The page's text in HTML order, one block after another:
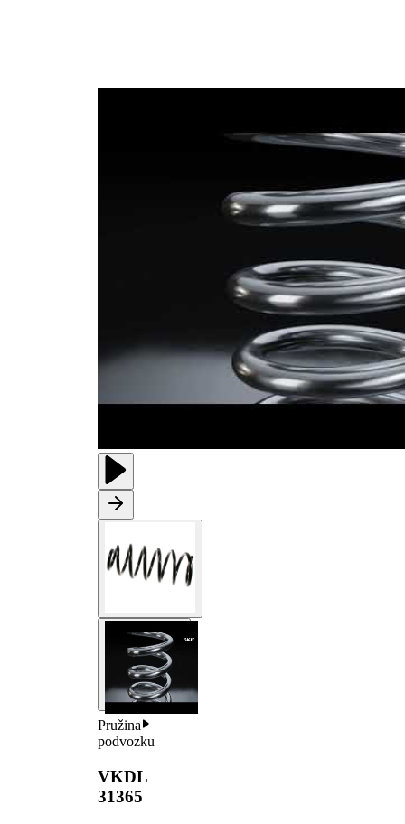
Pružina
podvozku
VKDL
31365